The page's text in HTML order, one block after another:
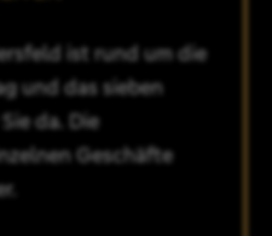
ist rund um die
und das sieben
da. Die
Geschäfte